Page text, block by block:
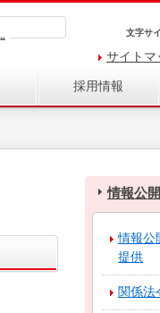
文字サ
サイトマ
採用情報
情報公開
情報公
提供
関係法